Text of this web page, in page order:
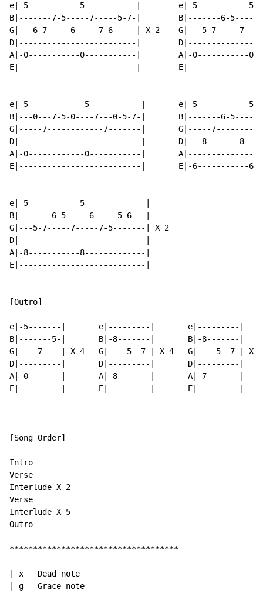
e|-5-----------5-----------|        e|-5-----------
B|-------7-5-----7-----5-7-|        B|-------6-5-----
G|---6-7-----6-----7-6-----| X 2    G|---5-7-----
D|-------------------------|
A|-0-----------0-----------|        A|-0-----------
E|-------------------------|
e|-5------------5-----------|       e|-5-----------
B|---0---7-5-0----7---0-5-7-|       B|-------6-
G|-----7------------7-------|       G|-----
D|--------------------------|       D|---8-------
A|-0------------0-----------|
E|--------------------------|       E|-6-----------
e|-5-----------5-------------|
B|-------6-5-----6-----5-6---|
G|---5-7-----7-----7-5-------| X 2
D|---------------------------|
A|-8-----------8-------------|
E|---------------------------|
[Outro]
e|-5-------|       e|---------|       e|---------|
B|-------5-|       B|-8-------|       B|-8-------|
G|----7----| X 4   G|----5--7-| X 4   G|----5--7-| X
D|---------|       D|---------|       D|---------|
A|-0-------|       A|-8-------|       A|-7-------|
E|---------|       E|---------|       E|---------|
[Song Order]
Intro
Verse
Interlude X 2
Verse
Interlude X 5
Outro
************************************
| x   Dead note
| g   Grace note